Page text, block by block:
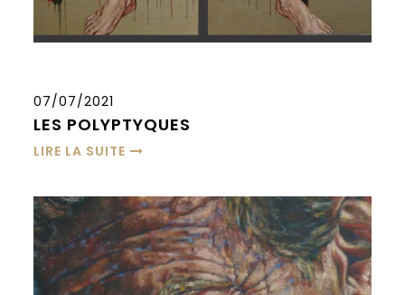
07/07/2021
LES POLYPTYQUES
LIRE LA SUITE